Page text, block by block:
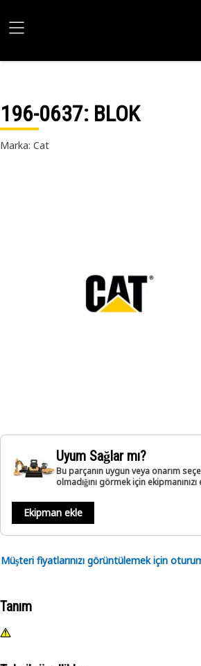
196-0637: BLOK
Marka: Cat
Uyum Sağlar mı?
Bu parçanın uygun veya onarım
olmadığını görmek için
Ekipman ekle
Müşteri fiyatlarınızı görüntülemek için
Tanım